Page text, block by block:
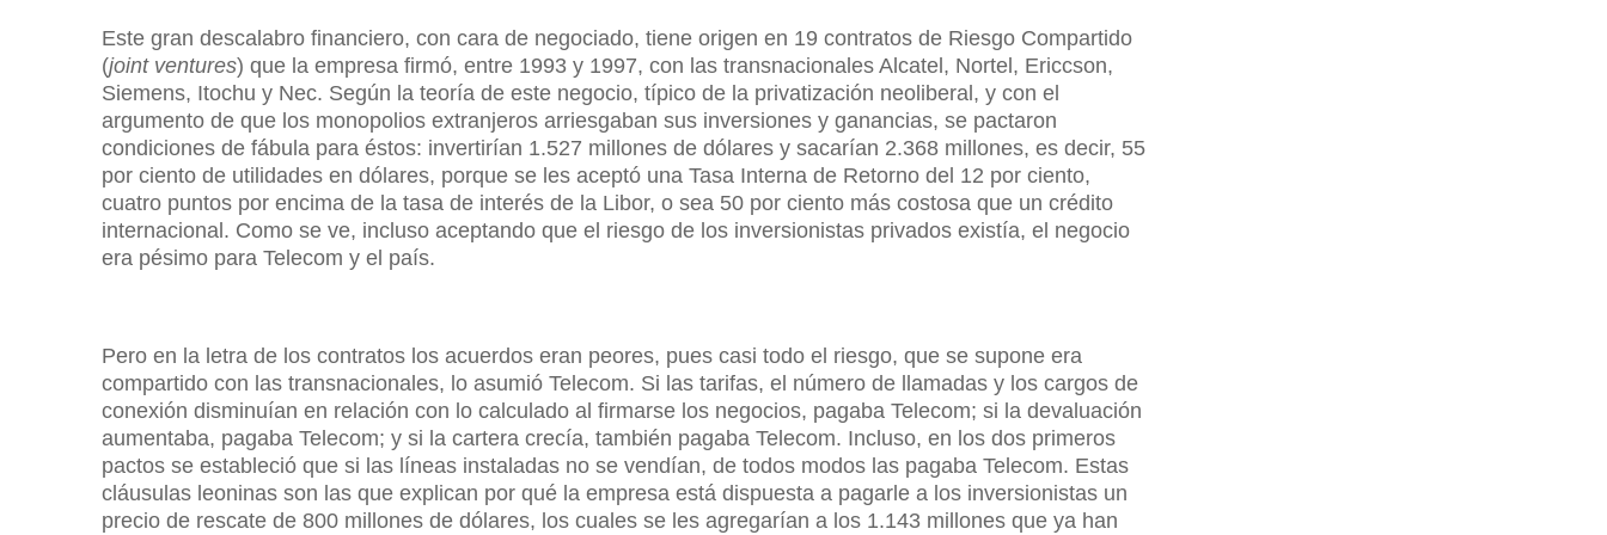
Este gran descalabro financiero, con cara de negociado, tiene origen en 19 contratos de Riesgo Compartido
(joint ventures) que la empresa firmó, entre 1993 y 1997, con las transnacionales Alcatel, Nortel, Ericcson,
Siemens, Itochu y Nec. Según la teoría de este negocio, típico de la privatización neoliberal, y con el
argumento de que los monopolios extranjeros arriesgaban sus inversiones y ganancias, se pactaron
condiciones de fábula para éstos: invertirían 1.527 millones de dólares y sacarían 2.368 millones, es decir, 55
por ciento de utilidades en dólares, porque se les aceptó una Tasa Interna de Retorno del 12 por ciento,
cuatro puntos por encima de la tasa de interés de la Libor, o sea 50 por ciento más costosa que un crédito
internacional. Como se ve, incluso aceptando que el riesgo de los inversionistas privados existía, el negocio
era pésimo para Telecom y el país.
Pero en la letra de los contratos los acuerdos eran peores, pues casi todo el riesgo, que se supone era
compartido con las transnacionales, lo asumió Telecom. Si las tarifas, el número de llamadas y los cargos de
conexión disminuían en relación con lo calculado al firmarse los negocios, pagaba Telecom; si la devaluación
aumentaba, pagaba Telecom; y si la cartera crecía, también pagaba Telecom. Incluso, en los dos primeros
pactos se estableció que si las líneas instaladas no se vendían, de todos modos las pagaba Telecom. Estas
cláusulas leoninas son las que explican por qué la empresa está dispuesta a pagarle a los inversionistas un
precio de rescate de 800 millones de dólares, los cuales se les agregarían a los 1.143 millones que ya han